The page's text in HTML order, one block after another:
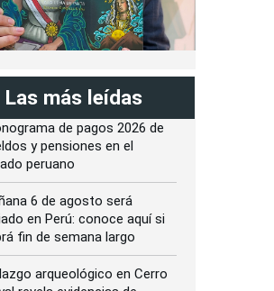
Las más leídas
de pagos 2026 de
y pensiones en el
peruano
6 de agosto será
en Perú: conoce aquí si
fin de semana largo
arqueológico en Cerro